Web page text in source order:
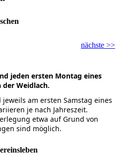
nächste >>
jeden ersten Montag eines
der Weidlach.
am ersten Samstag eines
je nach Jahreszeit.
etwa auf Grund von
sind möglich.